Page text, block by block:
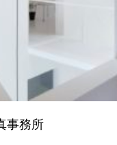
事務所